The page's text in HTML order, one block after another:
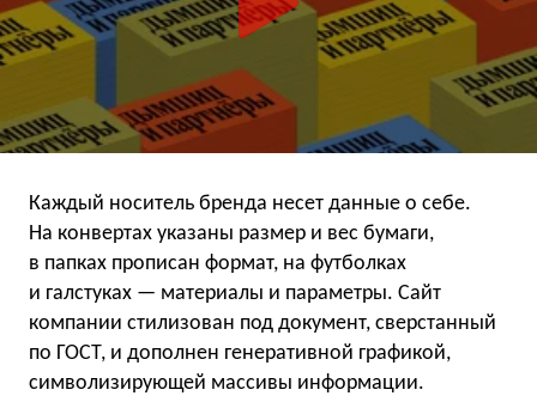
Каждый носитель бренда несет данные о себе.
На конвертах указаны размер и вес бумаги,
в папках прописан формат, на футболках
и галстуках — материалы и параметры. Сайт
компании стилизован под документ, сверстанный
по ГОСТ, и дополнен генеративной графикой,
символизирующей массивы информации.